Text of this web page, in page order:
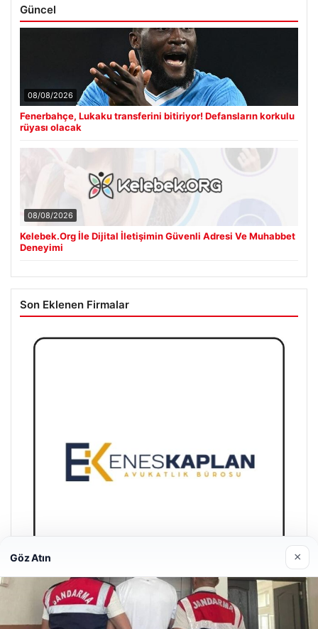
Güncel
08/08/2026
Fenerbahçe, Lukaku transferini bitiriyor! Defansların korkulu
rüyası olacak
08/08/2026
Kelebek.Org İle Dijital İletişimin Güvenli Adresi Ve Muhabbet
Deneyimi
Son Eklenen Firmalar
Enes Kaplan Avukatlık Bürosu
Göz Atın ×